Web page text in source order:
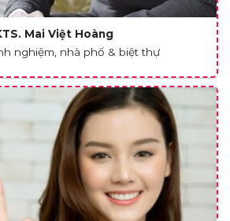
Mai Việt Hoàng
nghiệm, nhà phố & biệt thự